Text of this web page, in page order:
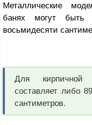
Металлические
банях могут быть
восьмидесяти
Для кирпичной
составляет либо
сантиметров.